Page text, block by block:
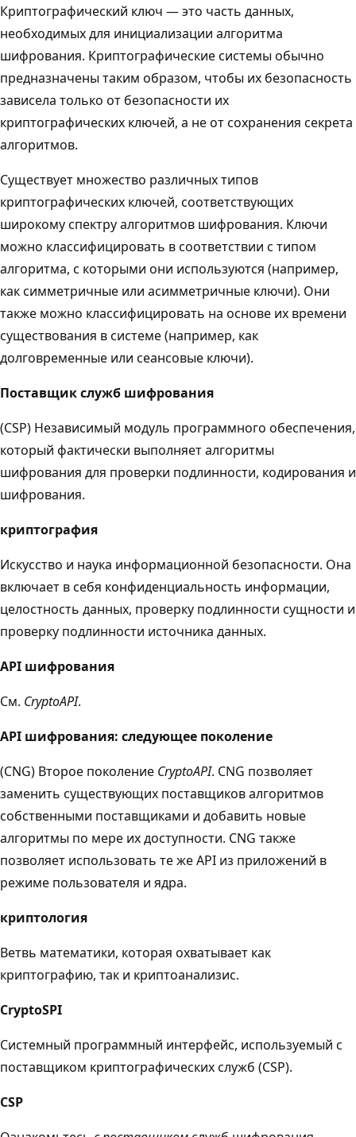
Криптографический ключ — это часть данных,
необходимых для инициализации алгоритма
шифрования. Криптографические системы обычно
предназначены таким образом, чтобы их безопасность
зависела только от безопасности их
криптографических ключей, а не от сохранения секрета
алгоритмов.
Существует множество различных типов
криптографических ключей, соответствующих
широкому спектру алгоритмов шифрования. Ключи
можно классифицировать в соответствии с типом
алгоритма, с которыми они используются (например,
как симметричные или асимметричные ключи). Они
также можно классифицировать на основе их времени
существования в системе (например, как
долговременные или сеансовые ключи).
Поставщик служб шифрования
(CSP) Независимый модуль программного обеспечения,
который фактически выполняет алгоритмы
шифрования для проверки подлинности, кодирования и
шифрования.
криптография
Искусство и наука информационной безопасности. Она
включает в себя конфиденциальность информации,
целостность данных, проверку подлинности сущности и
проверку подлинности источника данных.
API шифрования
См. CryptoAPI.
API шифрования: следующее поколение
(CNG) Второе поколение CryptoAPI. CNG позволяет
заменить существующих поставщиков алгоритмов
собственными поставщиками и добавить новые
алгоритмы по мере их доступности. CNG также
позволяет использовать те же API из приложений в
режиме пользователя и ядра.
криптология
Ветвь математики, которая охватывает как
криптографию, так и криптоанализис.
CryptoSPI
Системный программный интерфейс, используемый с
поставщиком криптографических служб (CSP).
CSP